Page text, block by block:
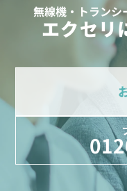
無線機・トランシ
エクセリ